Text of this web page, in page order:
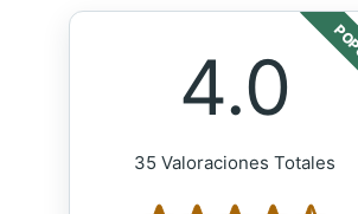
4.0
35 Valoraciones Totales